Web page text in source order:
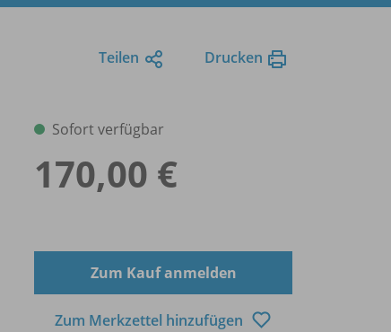
Teilen Drucken
Sofort verfügbar
170,00 €
Zum Kauf anmelden
Zum Merkzettel hinzufügen